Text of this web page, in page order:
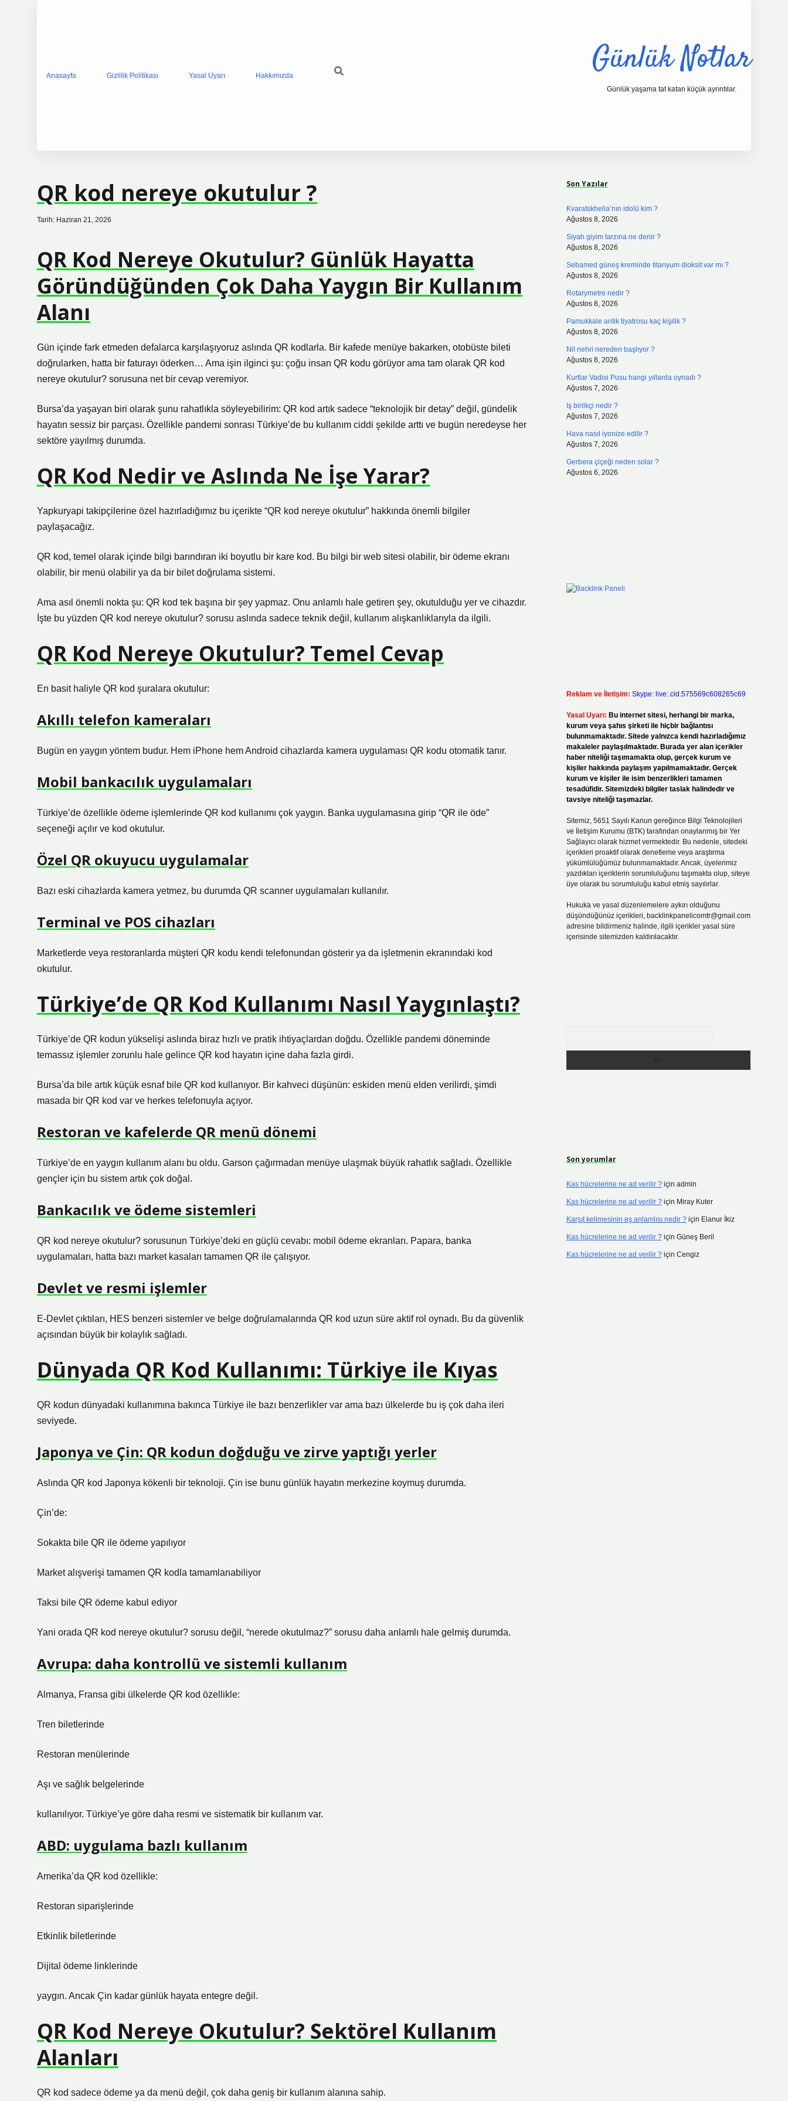
Anasayfa Gizlilik Politikası Yasal Uyarı Hakkımızda Günlük Notlar
Günlük yaşama tat katan küçük ayrıntılar.
QR kod nereye okutulur ?
Tarih: Haziran 21, 2026
QR Kod Nereye Okutulur? Günlük Hayatta
Göründüğünden Çok Daha Yaygın Bir Kullanım
Alanı
Gün içinde fark etmeden defalarca karşılaşıyoruz aslında QR kodlarla. Bir kafede menüye bakarken, otobüste bileti
doğrularken, hatta bir faturayı öderken… Ama işin ilginci şu: çoğu insan QR kodu görüyor ama tam olarak QR kod
nereye okutulur? sorusuna net bir cevap veremiyor.
Bursa’da yaşayan biri olarak şunu rahatlıkla söyleyebilirim: QR kod artık sadece “teknolojik bir detay” değil, gündelik
hayatın sessiz bir parçası. Özellikle pandemi sonrası Türkiye’de bu kullanım ciddi şekilde arttı ve bugün neredeyse her
sektöre yayılmış durumda.
QR Kod Nedir ve Aslında Ne İşe Yarar?
Yapkuryapi takipçilerine özel hazırladığımız bu içerikte “QR kod nereye okutulur” hakkında önemli bilgiler
paylaşacağız.
QR kod, temel olarak içinde bilgi barındıran iki boyutlu bir kare kod. Bu bilgi bir web sitesi olabilir, bir ödeme ekranı
olabilir, bir menü olabilir ya da bir bilet doğrulama sistemi.
Ama asıl önemli nokta şu: QR kod tek başına bir şey yapmaz. Onu anlamlı hale getiren şey, okutulduğu yer ve cihazdır.
İşte bu yüzden QR kod nereye okutulur? sorusu aslında sadece teknik değil, kullanım alışkanlıklarıyla da ilgili.
QR Kod Nereye Okutulur? Temel Cevap
En basit haliyle QR kod şuralara okutulur:
Akıllı telefon kameraları
Bugün en yaygın yöntem budur. Hem iPhone hem Android cihazlarda kamera uygulaması QR kodu otomatik tanır.
Mobil bankacılık uygulamaları
Türkiye’de özellikle ödeme işlemlerinde QR kod kullanımı çok yaygın. Banka uygulamasına girip “QR ile öde”
seçeneği açılır ve kod okutulur.
Özel QR okuyucu uygulamalar
Bazı eski cihazlarda kamera yetmez, bu durumda QR scanner uygulamaları kullanılır.
Terminal ve POS cihazları
Marketlerde veya restoranlarda müşteri QR kodu kendi telefonundan gösterir ya da işletmenin ekranındaki kod
okutulur.
Türkiye’de QR Kod Kullanımı Nasıl Yaygınlaştı?
Türkiye’de QR kodun yükselişi aslında biraz hızlı ve pratik ihtiyaçlardan doğdu. Özellikle pandemi döneminde
temassız işlemler zorunlu hale gelince QR kod hayatın içine daha fazla girdi.
Bursa’da bile artık küçük esnaf bile QR kod kullanıyor. Bir kahveci düşünün: eskiden menü elden verilirdi, şimdi
masada bir QR kod var ve herkes telefonuyla açıyor.
Restoran ve kafelerde QR menü dönemi
Türkiye’de en yaygın kullanım alanı bu oldu. Garson çağırmadan menüye ulaşmak büyük rahatlık sağladı. Özellikle
gençler için bu sistem artık çok doğal.
Bankacılık ve ödeme sistemleri
QR kod nereye okutulur? sorusunun Türkiye’deki en güçlü cevabı: mobil ödeme ekranları. Papara, banka
uygulamaları, hatta bazı market kasaları tamamen QR ile çalışıyor.
Devlet ve resmi işlemler
E-Devlet çıktıları, HES benzeri sistemler ve belge doğrulamalarında QR kod uzun süre aktif rol oynadı. Bu da güvenlik
açısından büyük bir kolaylık sağladı.
Dünyada QR Kod Kullanımı: Türkiye ile Kıyas
QR kodun dünyadaki kullanımına bakınca Türkiye ile bazı benzerlikler var ama bazı ülkelerde bu iş çok daha ileri
seviyede.
Japonya ve Çin: QR kodun doğduğu ve zirve yaptığı yerler
Aslında QR kod Japonya kökenli bir teknoloji. Çin ise bunu günlük hayatın merkezine koymuş durumda.
Çin’de:
Sokakta bile QR ile ödeme yapılıyor
Market alışverişi tamamen QR kodla tamamlanabiliyor
Taksi bile QR ödeme kabul ediyor
Yani orada QR kod nereye okutulur? sorusu değil, “nerede okutulmaz?” sorusu daha anlamlı hale gelmiş durumda.
Avrupa: daha kontrollü ve sistemli kullanım
Almanya, Fransa gibi ülkelerde QR kod özellikle:
Tren biletlerinde
Restoran menülerinde
Aşı ve sağlık belgelerinde
kullanılıyor. Türkiye’ye göre daha resmi ve sistematik bir kullanım var.
ABD: uygulama bazlı kullanım
Amerika’da QR kod özellikle:
Restoran siparişlerinde
Etkinlik biletlerinde
Dijital ödeme linklerinde
yaygın. Ancak Çin kadar günlük hayata entegre değil.
QR Kod Nereye Okutulur? Sektörel Kullanım
Alanları
QR kod sadece ödeme ya da menü değil, çok daha geniş bir kullanım alanına sahip.
Son Yazılar
Kvaratskhelia’nın idolü kim ?
Ağustos 8, 2026
Siyah giyim tarzına ne denir ?
Ağustos 8, 2026
Sebamed güneş kreminde titanyum dioksit var mı ?
Ağustos 8, 2026
Rotarymetre nedir ?
Ağustos 8, 2026
Pamukkale antik tiyatrosu kaç kişilik ?
Ağustos 8, 2026
Nil nehri nereden başlıyor ?
Ağustos 8, 2026
Kurtlar Vadisi Pusu hangi yıllarda oynadı ?
Ağustos 7, 2026
Iş birlikçi nedir ?
Ağustos 7, 2026
Hava nasıl iyonize edilir ?
Ağustos 7, 2026
Gerbera çiçeği neden solar ?
Ağustos 6, 2026
Reklam ve İletişim: Skype: live:.cid.575569c608265c69
Yasal Uyarı: Bu internet sitesi, herhangi bir marka,
kurum veya şahıs şirketi ile hiçbir bağlantısı
bulunmamaktadır. Sitede yalnızca kendi hazırladığımız
makaleler paylaşılmaktadır. Burada yer alan içerikler
haber niteliği taşımamakta olup, gerçek kurum ve
kişiler hakkında paylaşım yapılmamaktadır. Gerçek
kurum ve kişiler ile isim benzerlikleri tamamen
tesadüfidir. Sitemizdeki bilgiler taslak halindedir ve
tavsiye niteliği taşımazlar.
Sitemiz, 5651 Sayılı Kanun gereğince Bilgi Teknolojileri
ve İletişim Kurumu (BTK) tarafından onaylanmış bir Yer
Sağlayıcı olarak hizmet vermektedir. Bu nedenle, sitedeki
içerikleri proaktif olarak denetleme veya araştırma
yükümlülüğümüz bulunmamaktadır. Ancak, üyelerimiz
yazdıkları içeriklerin sorumluluğunu taşımakta olup, siteye
üye olarak bu sorumluluğu kabul etmiş sayılırlar.
Hukuka ve yasal düzenlemelere aykırı olduğunu
düşündüğünüz içerikleri, backlinkpanelicomtr@gmail.com
adresine bildirmeniz halinde, ilgili içerikler yasal süre
içerisinde sitemizden kaldırılacaktır.
Son yorumlar
Kas hücrelerine ne ad verilir ?için admin
Kas hücrelerine ne ad verilir ?için Miray Kuter
Karşıt kelimesinin eş anlamlısı nedir ?için Elanur İkiz
Kas hücrelerine ne ad verilir ?için Güneş Beril
Kas hücrelerine ne ad verilir ?için Cengiz